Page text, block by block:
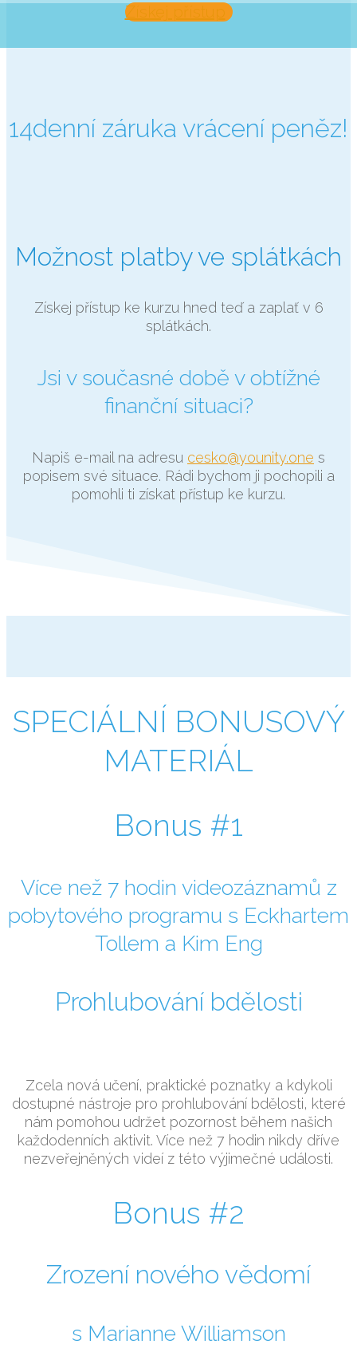
Získej přístup
14denní záruka vrácení peněz!
Možnost platby ve splátkách
Získej přístup ke kurzu hned teď a zaplať v 6
splátkách.
Jsi v současné době v obtížné
finanční situaci?
Napiš e-mail na adresu cesko@younity.one s
popisem své situace. Rádi bychom ji pochopili a
pomohli ti získat přístup ke kurzu.
SPECIÁLNÍ BONUSOVÝ
MATERIÁL
Bonus #1
Více než 7 hodin videozáznamů z
pobytového programu s Eckhartem
Tollem a Kim Eng
Prohlubování bdělosti
Zcela nová učení, praktické poznatky a kdykoli
dostupné nástroje pro prohlubování bdělosti, které
nám pomohou udržet pozornost během našich
každodenních aktivit. Více než 7 hodin nikdy dříve
nezveřejněných videí z této výjimečné události.
Bonus #2
Zrození nového vědomí
s Marianne Williamson